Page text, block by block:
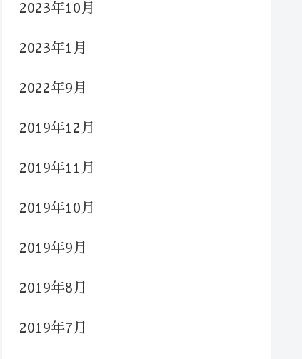
2023年10月
2023年1月
2022年9月
2019年12月
2019年11月
2019年10月
2019年9月
2019年8月
2019年7月